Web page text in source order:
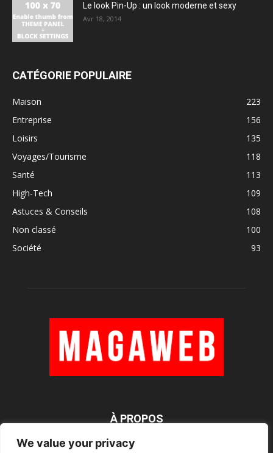
We value your privacy
Le look Pin-Up : un look moderne et sexy
Avr 18, 2014
CATÉGORIE POPULAIRE
Maison
223
Entreprise
156
Loisirs
135
Voyages/Tourisme
118
Santé
113
High-Tech
109
Astuces & Conseils
108
Non classé
100
Société
93
À PROPOS